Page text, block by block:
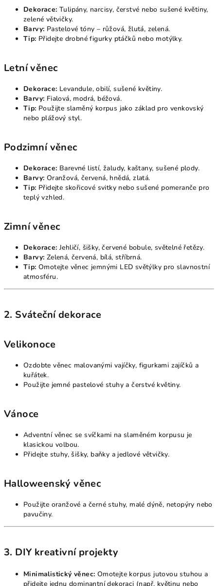
Dekorace: Tulipány, narcisy, čerstvé nebo sušené květiny,
zelené větvičky.
Barvy: Pastelové tóny – růžová, žlutá, zelená.
Tip: Přidejte drobné figurky ptáčků nebo motýlky.
Letní věnec
Dekorace: Levandule, obilí, sušené květiny.
Barvy: Fialová, modrá, béžová.
Tip: Použijte slaměný korpus jako základ pro venkovský
nebo plážový styl.
Podzimní věnec
Dekorace: Barevné listí, žaludy, kaštany, sušené plody.
Barvy: Oranžová, červená, hnědá, zlatá.
Tip: Přidejte skořicové svitky nebo sušené pomeranče pro
teplý vzhled.
Zimní věnec
Dekorace: Jehličí, šišky, červené bobule, světelné řetězy.
Barvy: Zelená, červená, bílá, stříbrná.
Tip: Omotejte věnec jemnými LED světýlky pro slavnostní
atmosféru.
2. Sváteční dekorace
Velikonoce
Ozdobte věnec malovanými vajíčky, figurkami zajíčků a
kuřátek.
Použijte jemné pastelové stuhy a čerstvé květiny.
Vánoce
Adventní věnec se svíčkami na slaměném korpusu je
klasickou volbou.
Přidejte stuhy, šišky, baňky a jedlové větvičky.
Halloweenský věnec
Použijte oranžové a černé stuhy, malé dýně, netopýry nebo
pavučiny.
3. DIY kreativní projekty
Minimalistický věnec: Omotejte korpus jutovou stuhou a
přidejte jednu dominantní dekoraci (např. květinu nebo